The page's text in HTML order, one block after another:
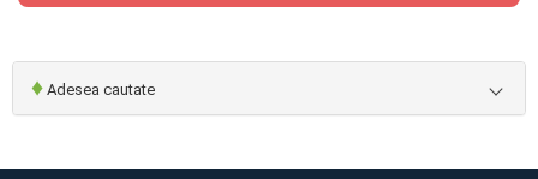
♦ Adesea cautate